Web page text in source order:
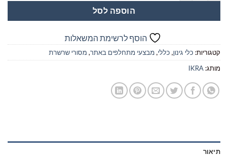
הוספה לסל
הוסף לרשימת המשאלות
קטגוריות:כלי גינון,כללי,מבצעי מתחלפים באתר,מסורי שרשרת
מותג:IKRA
תיאור